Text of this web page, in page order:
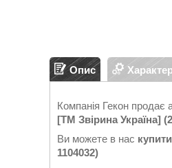
Опис
Компанія Гекон продає
[ТМ Звірина Україна]
Ви можете в нас купити
1104032)